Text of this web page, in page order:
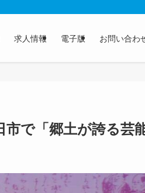
求人情報 電子版 お問い合わ
で「郷土が誇る芸能